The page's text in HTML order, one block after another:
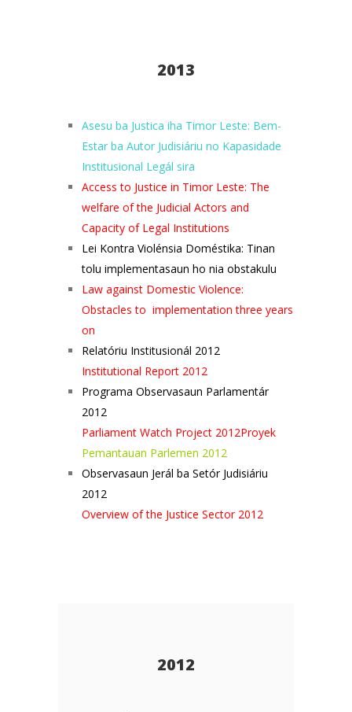
2013
Asesu ba Justica iha Timor Leste: Bem-
Estar ba Autor Judisiáriu no Kapasidade
Institusional Legál sira
Access to Justice in Timor Leste: The
welfare of the Judicial Actors and
Capacity of Legal Institutions
Lei Kontra Violénsia Doméstika: Tinan
tolu implementasaun ho nia obstakulu
Law against Domestic Violence:
Obstacles to implementation three years
on
Relatóriu Institusionál 2012
Institutional Report 2012
Programa Observasaun Parlamentár
2012
Parliament Watch Project 2012Proyek
Pemantauan Parlemen 2012
Observasaun Jerál ba Setór Judisiáriu
2012
Overview of the Justice Sector 2012
2012